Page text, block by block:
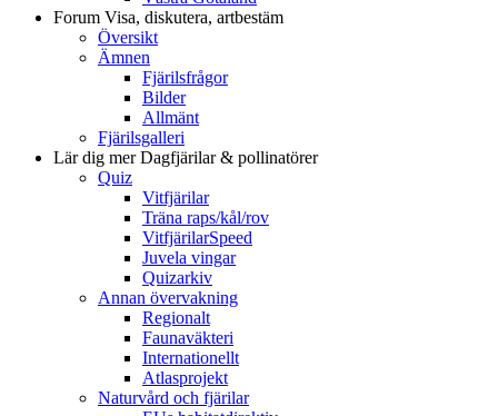
Forum Visa, diskutera, artbestäm
Översikt
Ämnen
Fjärilsfrågor
Bilder
Allmänt
Fjärilsgalleri
Lär dig merDagfjärilar & pollinatörer
Quiz
Vitfjärilar
Träna raps/kål/rov
VitfjärilarSpeed
Juvela vingar
Quizarkiv
Annan övervakning
Regionalt
Faunaväkteri
Internationellt
Atlasprojekt
Naturvård och fjärilar